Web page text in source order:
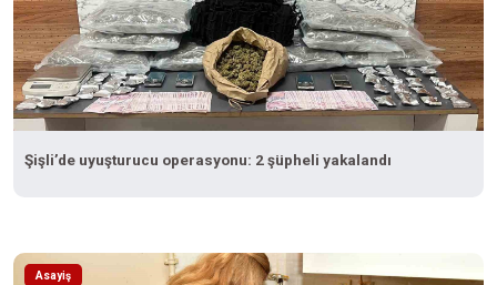
Şişli’de uyuşturucu operasyonu: 2 şüpheli yakalandı
Asayiş